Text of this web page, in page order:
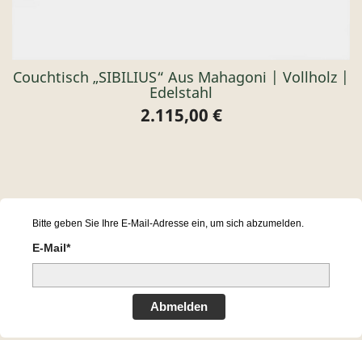
Couchtisch „SIBILIUS“ Aus Mahagoni | Vollholz |
Edelstahl
Preis
2.115,00 €
Bitte geben Sie Ihre E-Mail-Adresse ein, um sich abzumelden.
E-Mail*
Abmelden